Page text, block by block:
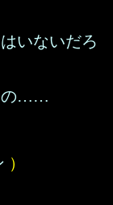
いないだろ
の……
）